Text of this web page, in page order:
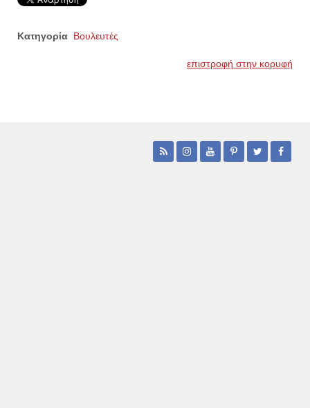
Κατηγορία Βουλευτές
επιστροφή στην κορυφή